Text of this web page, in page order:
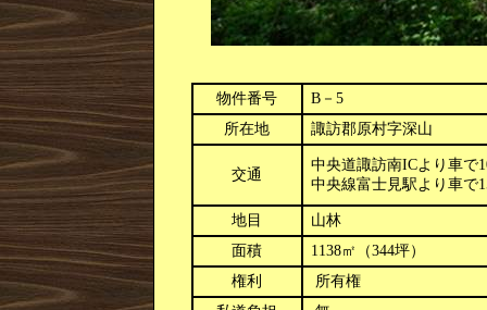
物件番号 B－ 5
所在地
諏訪郡原村字深山
交通
中央道諏訪南ICより車で
中央線富士見駅より車で
地目
山林
面積
1138㎡（344坪）
権利
所有権